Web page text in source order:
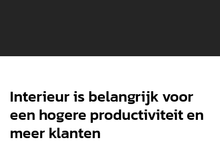
Interieur is belangrijk voor
een hogere productiviteit en
meer klanten